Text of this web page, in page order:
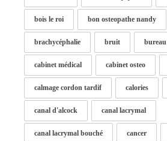
bois le roi bon osteopathe nandy
brachycéphalie bruit bureau
cabinet médical cabinet osteo
calmage cordon tardif calories
canal d'alcock canal lacrymal
canal lacrymal bouché cancer